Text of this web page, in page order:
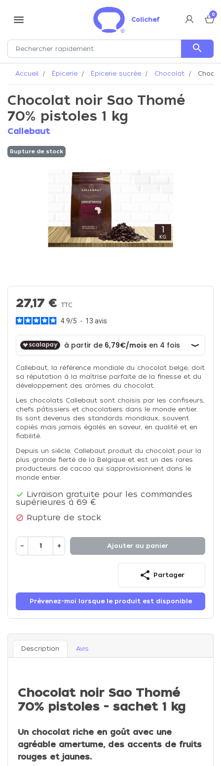
menu Colichef
0
search
Accueil Épicerie Épicerie sucrée Chocolat
Chocolat noir Sao Thomé
70% pistoles 1 kg
Callebaut
Rupture de stock
27,17 €TTC
4.9/5 - 13 avis
Callebaut, la référence mondiale du chocolat belge, doit
sa réputation à la maîtrise parfaite de la finesse et du
développement des arômes du chocolat.
Les chocolats Callebaut sont choisis par les confiseurs,
chefs pâtissiers et chocolatiers dans le monde entier.
Ils sont devenus des standards mondiaux, souvent
copiés mais jamais égalés en saveur, en qualité et en
fiabilité.
Depuis un siècle, Callebaut produit du chocolat pour la
plus grande fierté de la Belgique et est un des rares
producteurs de cacao qui s’approvisionnent dans le
monde entier.
 Livraison gratuite pour les commandes
supérieures à 69 €
 Rupture de stock
− + Ajouter au panier
share Partager
Prévenez-moi lorsque le produit est disponible
Description Avis
Chocolat noir Sao Thomé
70% pistoles - sachet 1 kg
Un chocolat riche en goût avec une
agréable amertume, des accents de fruits
rouges et jaunes.